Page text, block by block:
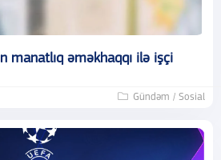
manatlıq əməkhaqqı ilə işçi
Gündəm / Sosial